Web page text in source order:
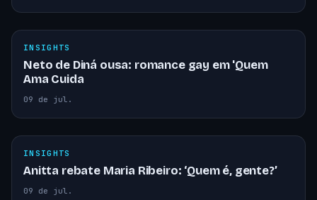
INSIGHTS
Neto de Diná ousa: romance gay em 'Quem
Ama Cuida
09 de jul.
INSIGHTS
Anitta rebate Maria Ribeiro: ‘Quem é, gente?’
09 de jul.